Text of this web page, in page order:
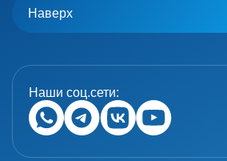
Наверх
Наши соц.сети: